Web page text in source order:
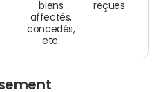
biens
affectés,
concedés,
etc.
reçues